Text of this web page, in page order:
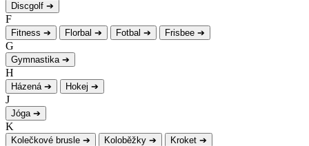
Discgolf ➔
F
Fitness ➔ Florbal ➔ Fotbal ➔ Frisbee ➔
G
Gymnastika ➔
H
Házená ➔ Hokej ➔
J
Jóga ➔
K
Kolečkové brusle ➔ Koloběžky ➔ Kroket ➔